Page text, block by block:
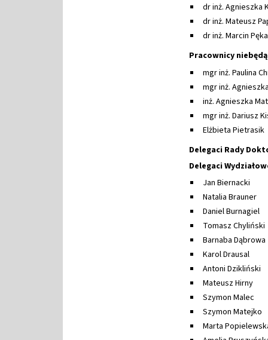
dr inż. Agnieszka
dr inż. Mateusz
dr inż. Marcin
Pracownicy
mgr inż. Paulina
mgr inż.
inż. Agnieszka
mgr inż. Dariusz
Elżbieta Pietrasik
Delegaci Rady
Delegaci
Jan Biernacki
Natalia Brauner
Daniel Burnagiel
Tomasz Chyliński
Barnaba Dąbrowa
Karol Drausal
Antoni Dzikliński
Mateusz Hirny
Szymon Malec
Szymon Matejko
Marta